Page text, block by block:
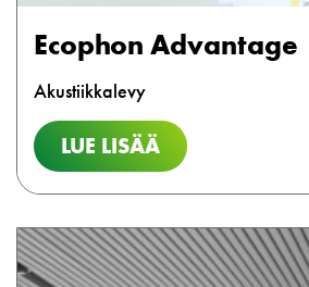
Ecophon Advantage
Akustiikkalevy
LUE LISÄÄ